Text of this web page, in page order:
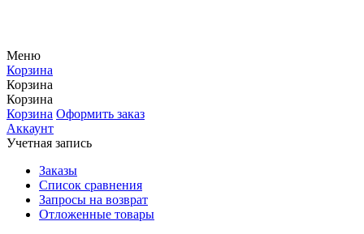
Меню
Корзина
Корзина
Корзина
Корзина Оформить заказ
Аккаунт
Учетная запись
Заказы
Список сравнения
Запросы на возврат
Отложенные товары